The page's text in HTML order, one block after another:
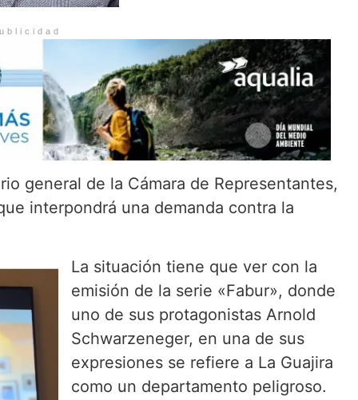
general de la Cámara de Representantes,
interpondrá una demanda contra la
La situación tiene que ver con la
emisión de la serie «Fabur», donde
uno de sus protagonistas Arnold
Schwarzeneger, en una de sus
expresiones se refiere a La Guajira
como un departamento peligroso.